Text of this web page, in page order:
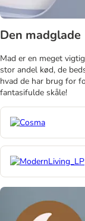
Den madglade
Mad er en meget
stor andel kød, de
hvad de har brug for
fantasifulde skåle!